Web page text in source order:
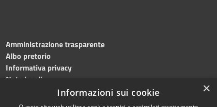
Amministrazione trasparente
Albo pretorio
Informativa privacy
Note legali
Dichiarazione di accessibilità
×
Informazioni sui cookie